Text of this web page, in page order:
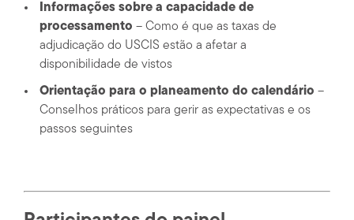
Informações sobre a capacidade de
processamento – Como é que as taxas de
adjudicação do USCIS estão a afetar a
disponibilidade de vistos
Orientação para o planeamento do calendário –
Conselhos práticos para gerir as expectativas e os
passos seguintes